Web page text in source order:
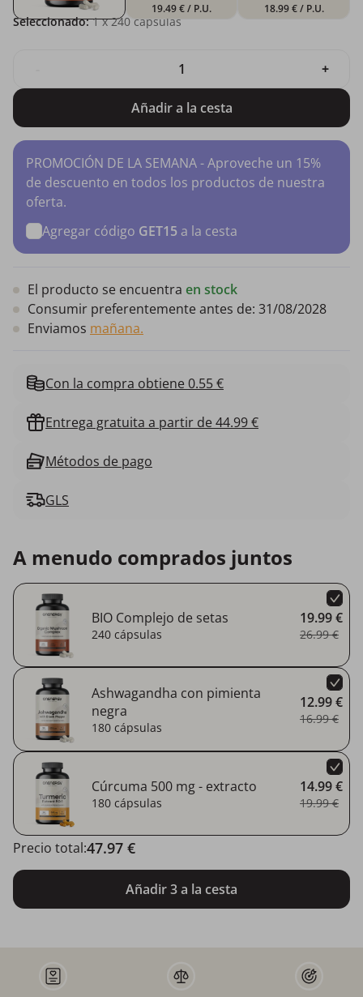
19.49 €/ P.U. 18.99 €/ P.U.
Seleccionado: 1x 240 cápsulas
+
Añadir a la cesta
PROMOCIÓN DE LA SEMANA - Aproveche un 15%
de descuento en todos los productos de nuestra
oferta.
Agregar código GET15 a la cesta
El producto se encuentra en stock
Consumir preferentemente antes de: 31/08/2028
Enviamos mañana.
Con la compra obtiene 0.55 €
Entrega gratuita a partir de 44.99 €
Métodos de pago
GLS
A menudo comprados juntos
BIO Complejo de setas
240 cápsulas
19.99 €
26.99 €
Ashwagandha con pimienta
negra
180 cápsulas
12.99 €
16.99 €
Cúrcuma 500 mg - extracto
180 cápsulas
14.99 €
19.99 €
Añadir 3 a la cesta
Precio total:47.97 €